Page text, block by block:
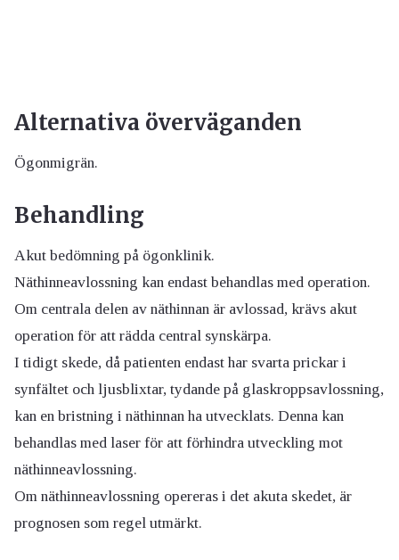
Alternativa överväganden
Ögonmigrän.
Behandling
Akut bedömning på ögonklinik.
Näthinneavlossning kan endast behandlas med operation.
Om centrala delen av näthinnan är avlossad, krävs akut
operation för att rädda central synskärpa.
I tidigt skede, då patienten endast har svarta prickar i
synfältet och ljusblixtar, tydande på glaskroppsavlossning,
kan en bristning i näthinnan ha utvecklats. Denna kan
behandlas med laser för att förhindra utveckling mot
näthinneavlossning.
Om näthinneavlossning opereras i det akuta skedet, är
prognosen som regel utmärkt.